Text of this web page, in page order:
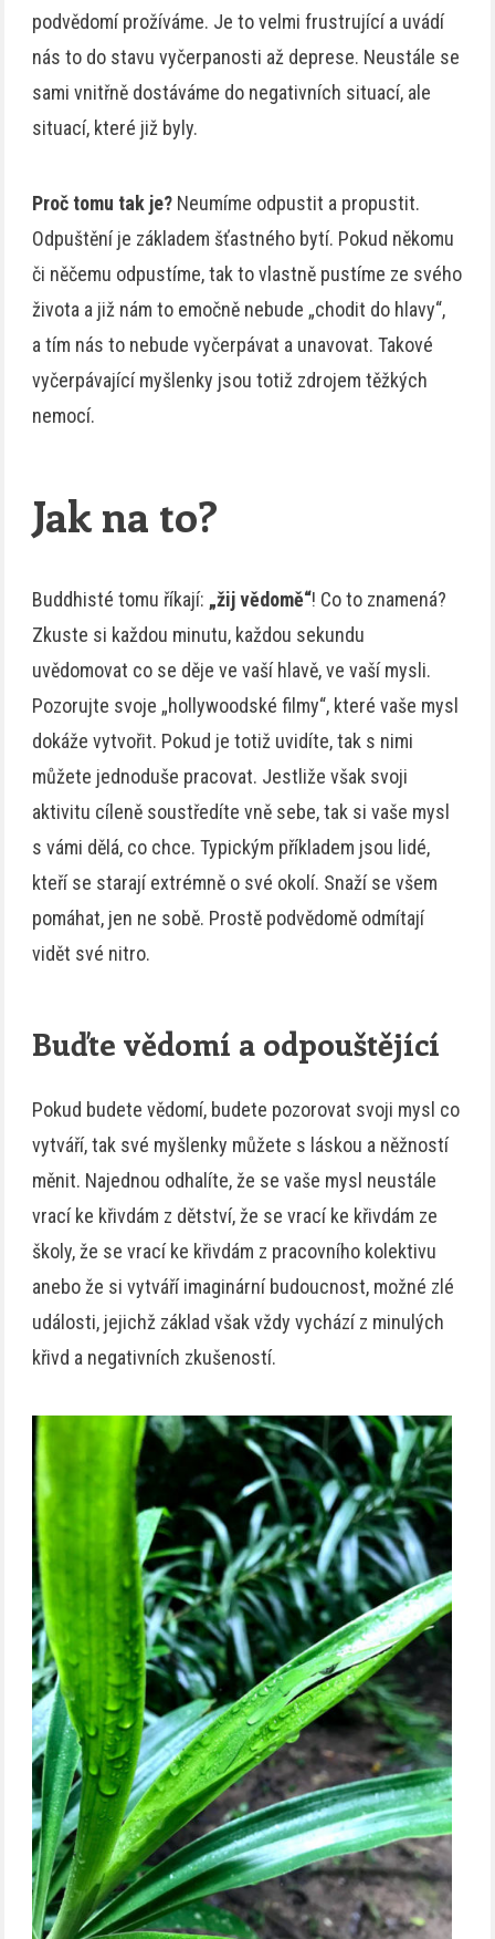
podvědomí prožíváme. Je to velmi frustrující a uvádí
nás to do stavu vyčerpanosti až deprese. Neustále se
sami vnitřně dostáváme do negativních situací, ale
situací, které již byly.
Proč tomu tak je? Neumíme odpustit a propustit.
Odpuštění je základem šťastného bytí. Pokud někomu
či něčemu odpustíme, tak to vlastně pustíme ze svého
života a již nám to emočně nebude „chodit do hlavy“,
a tím nás to nebude vyčerpávat a unavovat. Takové
vyčerpávající myšlenky jsou totiž zdrojem těžkých
nemocí.
Jak na to?
Buddhisté tomu říkají: „žij vědomě“! Co to znamená?
Zkuste si každou minutu, každou sekundu
uvědomovat co se děje ve vaší hlavě, ve vaší mysli.
Pozorujte svoje „hollywoodské filmy“, které vaše mysl
dokáže vytvořit. Pokud je totiž uvidíte, tak s nimi
můžete jednoduše pracovat. Jestliže však svoji
aktivitu cíleně soustředíte vně sebe, tak si vaše mysl
s vámi dělá, co chce. Typickým příkladem jsou lidé,
kteří se starají extrémně o své okolí. Snaží se všem
pomáhat, jen ne sobě. Prostě podvědomě odmítají
vidět své nitro.
Buďte vědomí a odpouštějící
Pokud budete vědomí, budete pozorovat svoji mysl co
vytváří, tak své myšlenky můžete s láskou a něžností
měnit. Najednou odhalíte, že se vaše mysl neustále
vrací ke křivdám z dětství, že se vrací ke křivdám ze
školy, že se vrací ke křivdám z pracovního kolektivu
anebo že si vytváří imaginární budoucnost, možné zlé
události, jejichž základ však vždy vychází z minulých
křivd a negativních zkušeností.